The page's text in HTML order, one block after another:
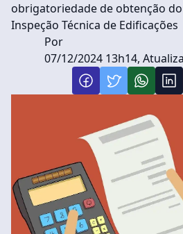
obrigatoriedade de obtenção
Inspeção Técnica de Edificações
Por
07/12/2024 13h14,